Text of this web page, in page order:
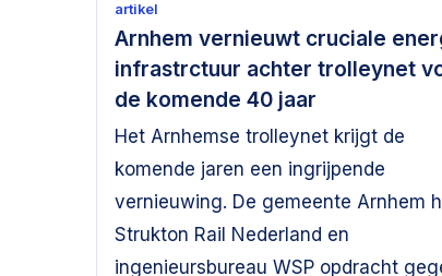
artikel
Arnhem vernieuwt cruciale
infrastrctuur achter trolleynet
de komende 40 jaar
Het Arnhemse trolleynet krijgt de
komende jaren een ingrijpende
vernieuwing. De gemeente Arnhem
Strukton Rail Nederland en
ingenieursbureau WSP opdracht